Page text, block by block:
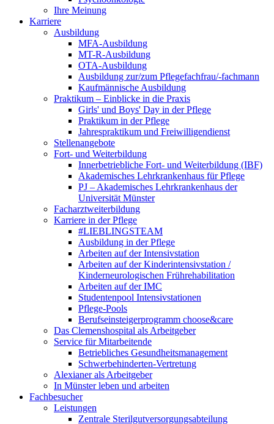
Ihre Meinung
Karriere
Ausbildung
MFA-Ausbildung
MT-R-Ausbildung
OTA-Ausbildung
Ausbildung zur/zum Pflegefachfrau/-fachmann
Kaufmännische Ausbildung
Praktikum – Einblicke in die Praxis
Girls' und Boys' Day in der Pflege
Praktikum in der Pflege
Jahrespraktikum und Freiwilligendienst
Stellenangebote
Fort- und Weiterbildung
Innerbetriebliche Fort- und Weiterbildung (IBF)
Akademisches Lehrkrankenhaus für Pflege
PJ – Akademisches Lehrkrankenhaus der
Universität Münster
Facharztweiterbildung
Karriere in der Pflege
#LIEBLINGSTEAM
Ausbildung in der Pflege
Arbeiten auf der Intensivstation
Arbeiten auf der Kinderintensivstation /
Kinderneurologischen Frührehabilitation
Arbeiten auf der IMC
Studentenpool Intensivstationen
Pflege-Pools
Berufseinsteigerprogramm choose&care
Das Clemenshospital als Arbeitgeber
Service für Mitarbeitende
Betriebliches Gesundheitsmanagement
Schwerbehinderten-Vertretung
Alexianer als Arbeitgeber
In Münster leben und arbeiten
Fachbesucher
Leistungen
Zentrale Sterilgutversorgungsabteilung